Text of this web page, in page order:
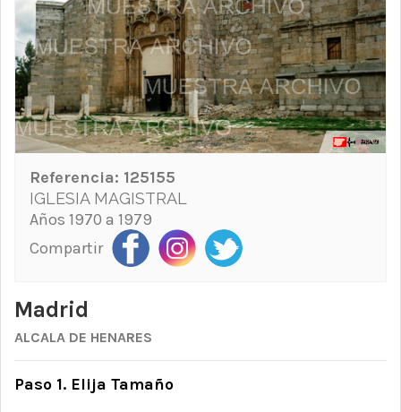
Referencia: 125155
IGLESIA MAGISTRAL
Años 1970 a 1979
Compartir
Madrid
ALCALA DE HENARES
Paso 1. Elija Tamaño